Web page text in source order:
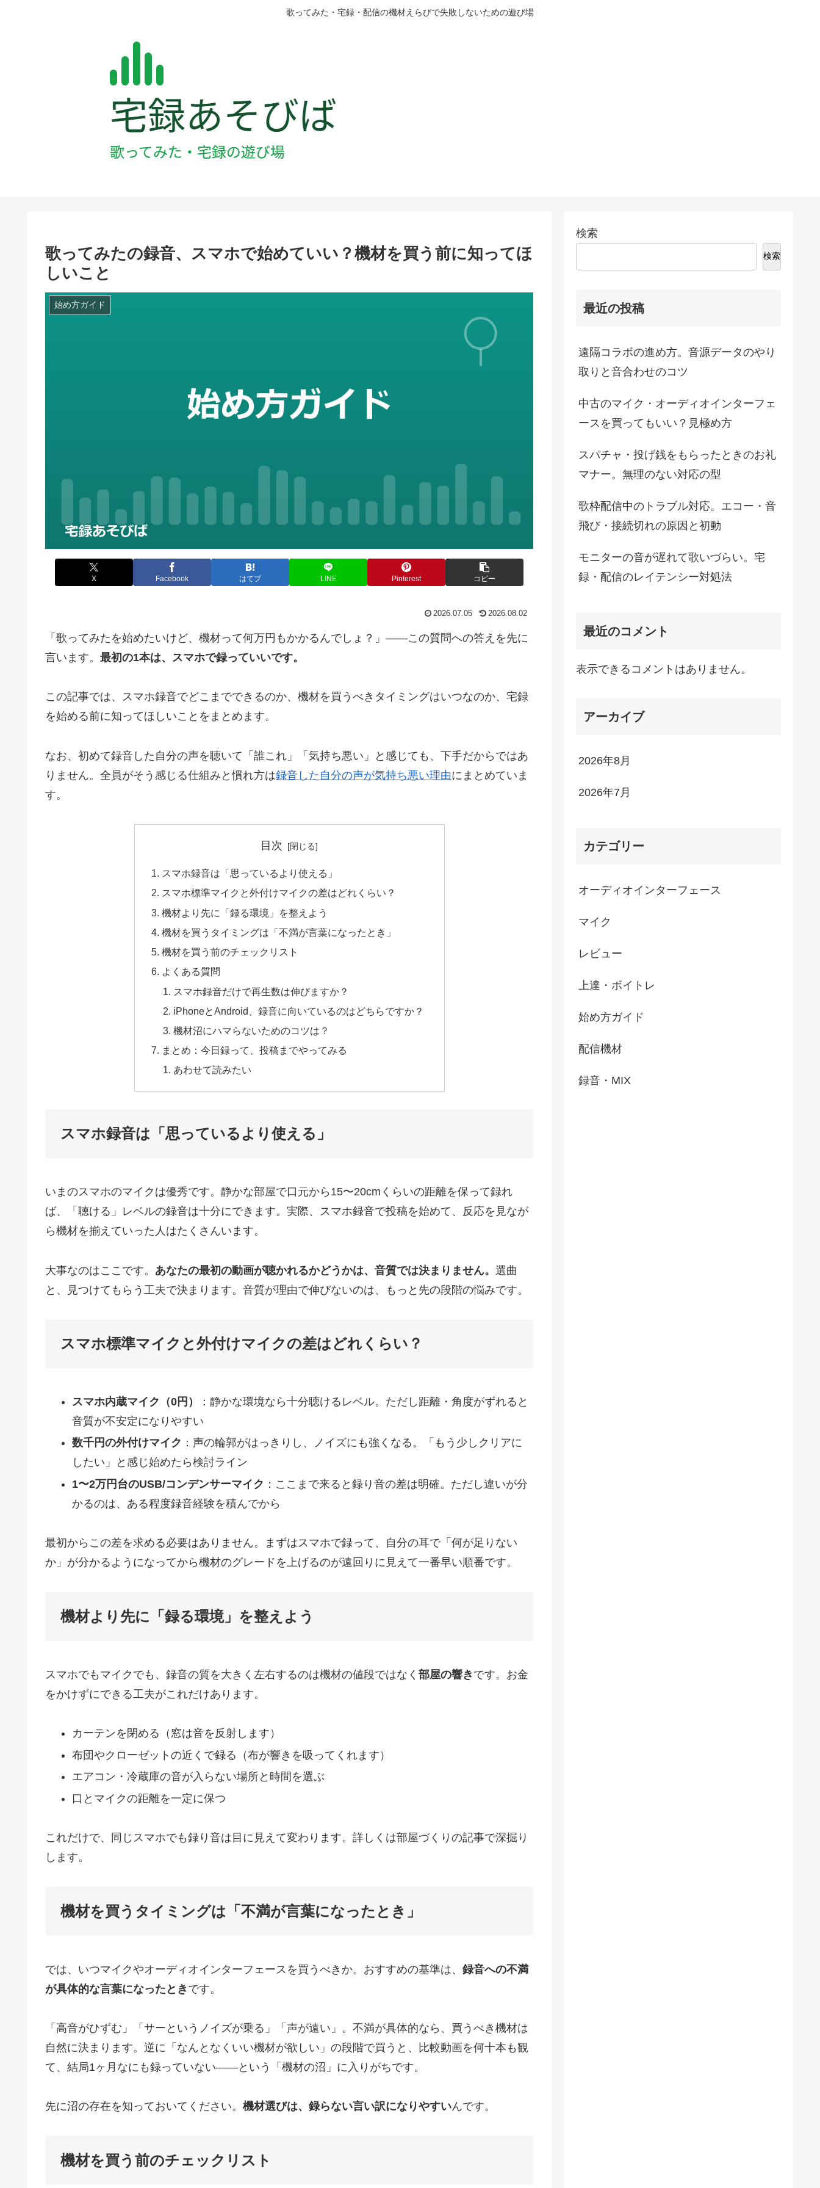
歌ってみた・宅録・配信の機材えらびで失敗しないための遊び場
歌ってみたの録音、スマホで始めていい？機材を買う前に知ってほ
しいこと
始め方ガイド
X Facebook はてブ LINE Pinterest コピー
2026.07.05 2026.08.02
「歌ってみたを始めたいけど、機材って何万円もかかるんでしょ？」——この質問への答えを先に
言います。 最初の1本は、スマホで録っていいです。
この記事では、スマホ録音でどこまでできるのか、機材を買うべきタイミングはいつなのか、宅録
を始める前に知ってほしいことをまとめます。
なお、初めて録音した自分の声を聴いて「誰これ」「気持ち悪い」と感じても、下手だからではあ
りません。全員がそう感じる仕組みと慣れ方は録音した自分の声が気持ち悪い理由にまとめていま
す。
目次
スマホ録音は「思っているより使える」
スマホ標準マイクと外付けマイクの差はどれくらい？
機材より先に「録る環境」を整えよう
機材を買うタイミングは「不満が言葉になったとき」
機材を買う前のチェックリスト
よくある質問
スマホ録音だけで再生数は伸びますか？
iPhoneとAndroid、録音に向いているのはどちらですか？
機材沼にハマらないためのコツは？
まとめ：今日録って、投稿までやってみる
あわせて読みたい
スマホ録音は「思っているより使える」
いまのスマホのマイクは優秀です。静かな部屋で口元から15〜20cmくらいの距離を保って録れ
ば、「聴ける」レベルの録音は十分にできます。実際、スマホ録音で投稿を始めて、反応を見なが
ら機材を揃えていった人はたくさんいます。
大事なのはここです。 あなたの最初の動画が聴かれるかどうかは、音質では決まりません。 選曲
と、見つけてもらう工夫で決まります。音質が理由で伸びないのは、もっと先の段階の悩みです。
スマホ標準マイクと外付けマイクの差はどれくらい？
スマホ内蔵マイク（0円）
：静かな環境なら十分聴けるレベル。ただし距離・角度がずれると
音質が不安定になりやすい
数千円の外付けマイク ：声の輪郭がはっきりし、ノイズにも強くなる。「もう少しクリアに
したい」と感じ始めたら検討ライン
1〜2万円台のUSB/コンデンサーマイク ：ここまで来ると録り音の差は明確。ただし違いが分
かるのは、ある程度録音経験を積んでから
最初からこの差を求める必要はありません。まずはスマホで録って、自分の耳で「何が足りない
か」が分かるようになってから機材のグレードを上げるのが遠回りに見えて一番早い順番です。
機材より先に「録る環境」を整えよう
スマホでもマイクでも、録音の質を大きく左右するのは機材の値段ではなく 部屋の響き です。お金
をかけずにできる工夫がこれだけあります。
カーテンを閉める（窓は音を反射します）
布団やクローゼットの近くで録る（布が響きを吸ってくれます）
エアコン・冷蔵庫の音が入らない場所と時間を選ぶ
口とマイクの距離を一定に保つ
これだけで、同じスマホでも録り音は目に見えて変わります。詳しくは部屋づくりの記事で深掘り
します。
機材を買うタイミングは「不満が言葉になったとき」
では、いつマイクやオーディオインターフェースを買うべきか。おすすめの基準は、 録音への不満
が具体的な言葉になったとき です。
「高音がひずむ」「サーというノイズが乗る」「声が遠い」。不満が具体的なら、買うべき機材は
自然に決まります。逆に「なんとなくいい機材が欲しい」の段階で買うと、比較動画を何十本も観
て、結局1ヶ月なにも録っていない——という「機材の沼」に入りがちです。
先に沼の存在を知っておいてください。 機材選びは、録らない言い訳になりやすいんです。
機材を買う前のチェックリスト
検索
検索
最近の投稿
遠隔コラボの進め方。音源データのやり
取りと音合わせのコツ
中古のマイク・オーディオインターフェ
ースを買ってもいい？見極め方
スパチャ・投げ銭をもらったときのお礼
マナー。無理のない対応の型
歌枠配信中のトラブル対応。エコー・音
飛び・接続切れの原因と初動
モニターの音が遅れて歌いづらい。宅
録・配信のレイテンシー対処法
最近のコメント
表示できるコメントはありません。
アーカイブ
2026年8月
2026年7月
カテゴリー
オーディオインターフェース
マイク
レビュー
上達・ボイトレ
始め方ガイド
配信機材
録音・MIX